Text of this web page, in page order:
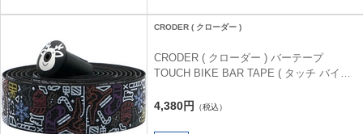
CRODER ( クローダー )
CRODER ( クローダー ) バーテープ
TOUCH BIKE BAR TAPE ( タッチ バイク
ション
4,380円 （税込）